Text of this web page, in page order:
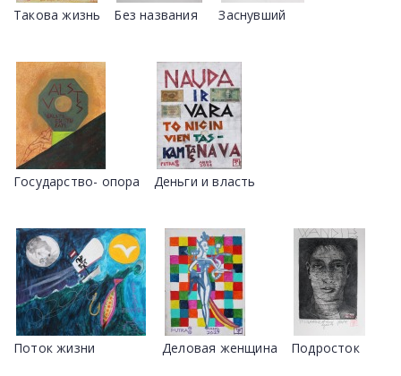
Такова жизнь Без названия Заснувший
Государство- опора Деньги и власть
Поток жизни Деловая женщина Подросток